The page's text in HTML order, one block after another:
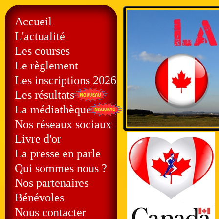
Accueil
L'actualité
Les courses
Le règlement
Les inscriptions 2026
Les résultats
La médiathèque
Nos réseaux sociaux
Livre d'or
La presse en parle
Qui sommes nous ?
Nos partenaires
Bénévoles
Nous contacter